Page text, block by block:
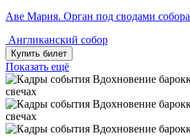
Аве Мария. Орган под сводами собора
Англиканский собор
Купить билет
Показать ещё